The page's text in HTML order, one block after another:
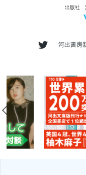
出版社
河出書房